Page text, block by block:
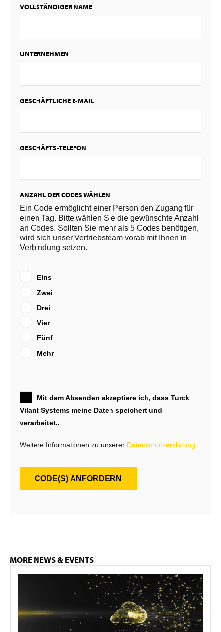
VOLLSTÄNDIGER NAME
UNTERNEHMEN
GESCHÄFTLICHE E-MAIL
GESCHÄFTS-TELEFON
ANZAHL DER CODES WÄHLEN
Ein Code ermöglicht einer Person den Zugang für
einen Tag. Bitte wählen Sie die gewünschte Anzahl
an Codes. Sollten Sie mehr als 5 Codes benötigen,
wird sich unser Vertriebsteam vorab mit Ihnen in
Verbindung setzen.
Eins
Zwei
Drei
Vier
Fünf
Mehr
Mit dem Absenden akzeptiere ich, dass Turck
Vilant Systems meine Daten speichert und
verarbeitet..
Weitere Informationen zu unserer Datenschutzerklärung
CODE(S) ANFORDERN
MORE NEWS & EVENTS